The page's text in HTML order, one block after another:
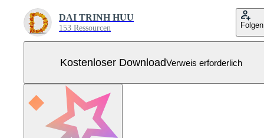
DAI TRINH HUU
153 Ressourcen Folgen
Kostenloser DownloadVerweis erforderlich